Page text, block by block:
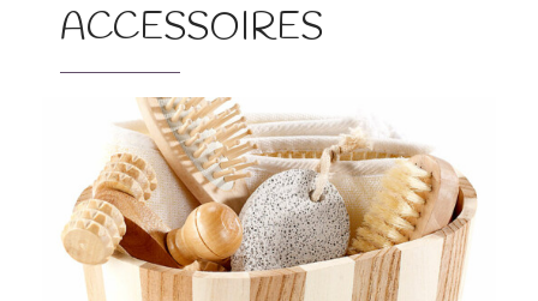
ACCESSOIRES